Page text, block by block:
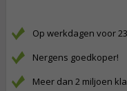
Op werkdagen voor
Nergens goedkoper!
Meer dan 2 miljoen